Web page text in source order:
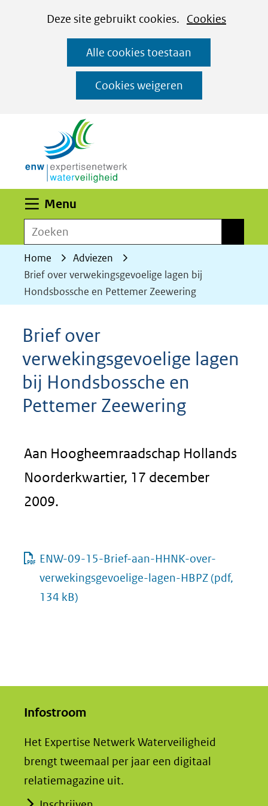
CookiesDeze site gebruikt cookies. Cookies
website
worden
toegestaan
geweigerd.
Alle cookies toestaan
Cookies weigeren
Ga
naar
de
inhoud
Menu
Zoeken
Home
Adviezen
Brief over verwekingsgevoelige lagen bij
Hondsbossche en Pettemer Zeewering
Brief over
verwekingsgevoelige lagen
bij Hondsbossche en
Pettemer Zeewering
Aan Hoogheemraadschap Hollands
Noorderkwartier, 17 december
2009.
ENW-09-15-Brief-aan-HHNK-over-
verwekingsgevoelige-lagen-HBPZ (pdf,
134 kB)
Infostroom
Het Expertise Netwerk Waterveiligheid
brengt tweemaal per jaar een digitaal
relatiemagazine uit.